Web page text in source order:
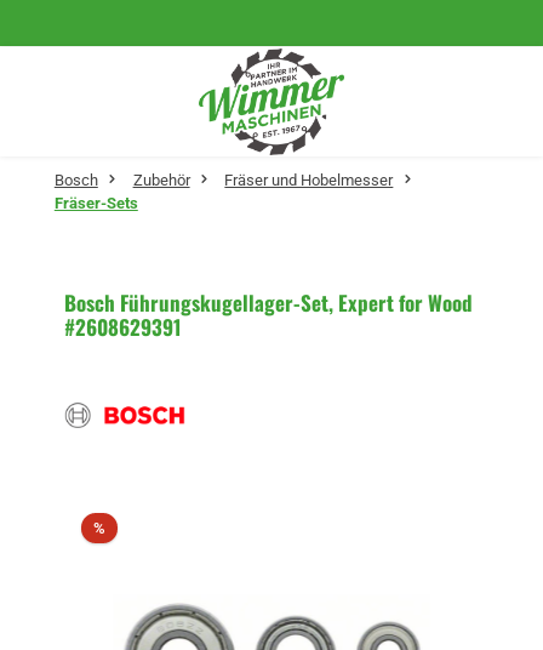
Bosch Zubehör
Fräser und Hobelmesser
Fräser-Sets
Bosch Führungskugellager-Set, Expert for Wood
#2608629391
%Rabatt